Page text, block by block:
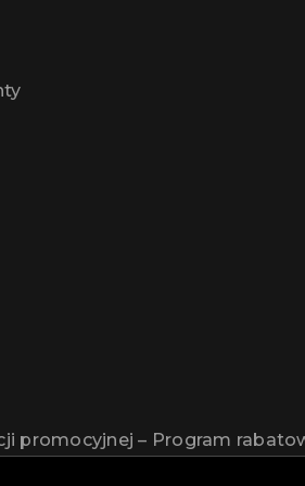
promocyjnej – Program